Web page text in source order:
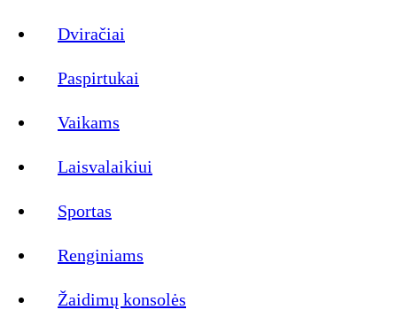
Dviračiai
Paspirtukai
Vaikams
Laisvalaikiui
Sportas
Renginiams
Žaidimų konsolės